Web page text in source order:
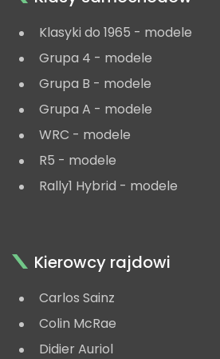
Klasyki do 1965 - modele
Grupa 4 - modele
Grupa B - modele
Grupa A - modele
WRC - modele
R5 - modele
Rally1 Hybrid - modele
Kierowcy rajdowi
Carlos Sainz
Colin McRae
Didier Auriol